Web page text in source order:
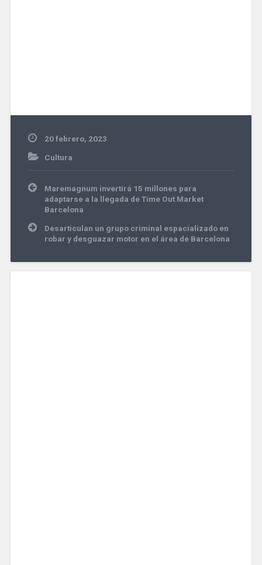
20 febrero, 2023
Cultura
Navegación
de
entradas
Maremagnum invertirá 15 millones para
adaptarse a la llegada de Time Out Market
Barcelona
Desarticulan un grupo criminal espacializado en
robar y desguazar motor en el área de Barcelona